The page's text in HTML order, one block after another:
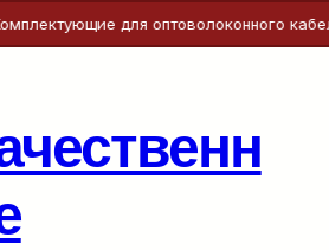
для оптоволоконного кабеля —